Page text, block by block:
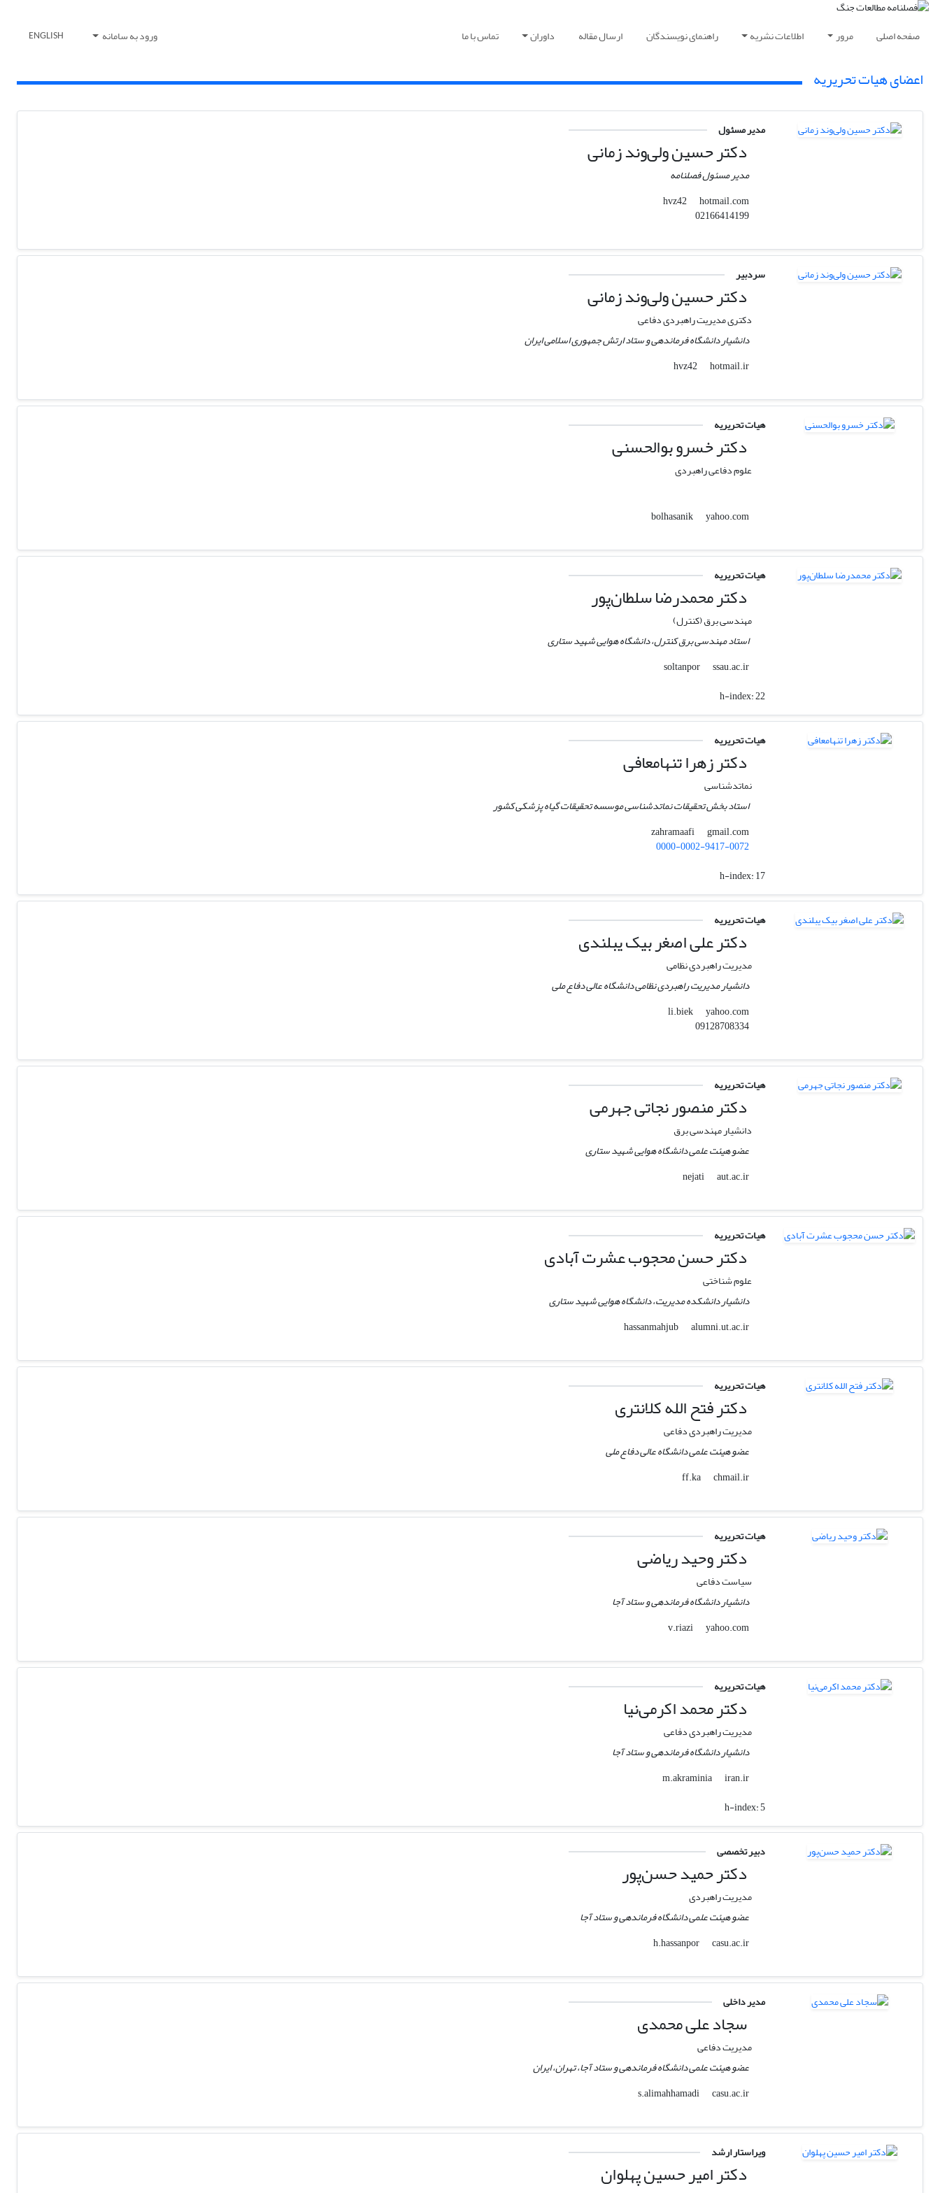
صفحه اصلی مرور اطلاعات نشریه راهنمای نویسندگان ارسال مقاله داوران تماس با ما ورود به سامانه ENGLISH
اعضای هیات تحریریه
مدیر مسئول
دکتر حسین ولی‌وند زمانی
مدیر مسئول فصلنامه
hvz42
hotmail.com
02166414199
سردبیر
دکتر حسین ولی‌وند زمانی
دکتری مدیریت راهبردی دفاعی
دانشیار دانشگاه فرماندهی و ستاد ارتش جمهوری اسلامی ایران
hvz42
hotmail.ir
هیات تحریریه
دکتر خسرو بوالحسنی
علوم دفاعی راهبردی
bolhasanik
yahoo.com
هیات تحریریه
دکتر محمدرضا سلطان‌پور
مهندسی برق (کنترل)
استاد مهندسی برق کنترل، دانشگاه هوایی شهید ستاری
soltanpor
ssau.ac.ir
h-index:22
هیات تحریریه
دکتر زهرا تنهامعافی
نماتدشناسی
استاد بخش تحقیقات نماتدشناسی موسسه تحقیقات گیاه پزشکی کشور
zahramaafi
gmail.com
0000-0002-9417-0072
h-index:17
هیات تحریریه
دکتر علی اصغر بیک یبلندی
مدیریت راهبردی نظامی
دانشیار مدیریت راهبردی نظامی دانشگاه عالی دفاع ملی
li.biek
yahoo.com
09128708334
هیات تحریریه
دکتر منصور نجاتی جهرمی
دانشیار مهندسی برق
عضو هیئت علمی دانشگاه هوایی شهید ستاری
nejati
aut.ac.ir
هیات تحریریه
دکتر حسن محجوب عشرت آبادی
علوم شناختی
دانشیار دانشکده مدیریت، دانشگاه هوایی شهید ستاری
hassanmahjub
alumni.ut.ac.ir
هیات تحریریه
دکتر فتح الله کلانتری
مدیریت راهبردی دفاعی
عضو هیئت علمی دانشگاه عالی دفاع ملی
ff.ka
chmail.ir
هیات تحریریه
دکتر وحید ریاضی
سیاست دفاعی
دانشیار دانشگاه فرماندهی و ستاد آجا
v.riazi
yahoo.com
هیات تحریریه
دکتر محمد اکرمی‌نیا
مدیریت راهبردی دفاعی
دانشیار دانشگاه فرماندهی و ستاد آجا
m.akraminia
iran.ir
h-index:5
دبیر تخصصی
دکتر حمید حسن‌پور
مدیریت راهبردی
عضو هیئت علمی دانشگاه فرماندهی و ستاد آجا
h.hassanpor
casu.ac.ir
مدیر داخلی
سجاد علی محمدی
مدیریت دفاعی
عضو هیئت علمی دانشگاه فرماندهی و ستاد آجا، تهران، ایران
s.alimahhamadi
casu.ac.ir
ویراستار ارشد
دکتر امیر حسین پهلوان